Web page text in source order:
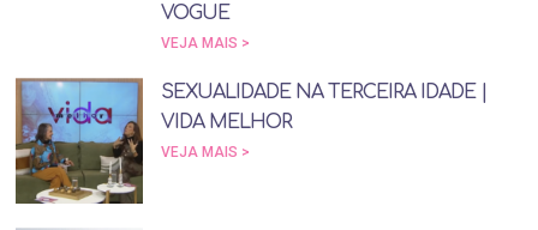
VOGUE
VEJA MAIS >
SEXUALIDADE NA TERCEIRA IDADE |
VIDA MELHOR
VEJA MAIS >